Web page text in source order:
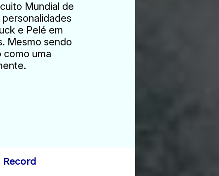
Mundial de
e Pelé em
Mesmo sendo
como uma